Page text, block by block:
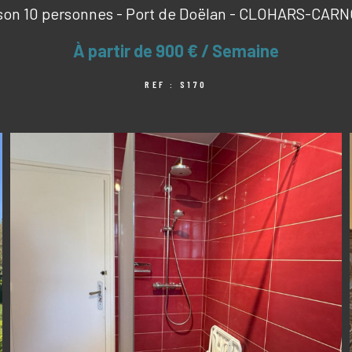
10 personnes - Port de Doëlan - CLOHARS-
À partir de 900 € / Semaine
REF : S170